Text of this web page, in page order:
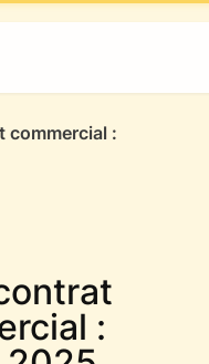
commercial :
: